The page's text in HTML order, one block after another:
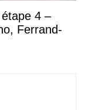
4 –
Ferrand-